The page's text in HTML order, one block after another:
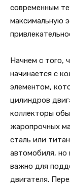
современным
максимальную
Начнем с того,
начинается с
элементом,
цилиндров
коллекторы
жаропрочных
сталь или
автомобиля, но
важно для
двигателя.